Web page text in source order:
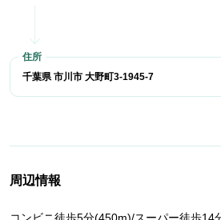
千葉県 市川市 大野町3-1945-7
周辺情報